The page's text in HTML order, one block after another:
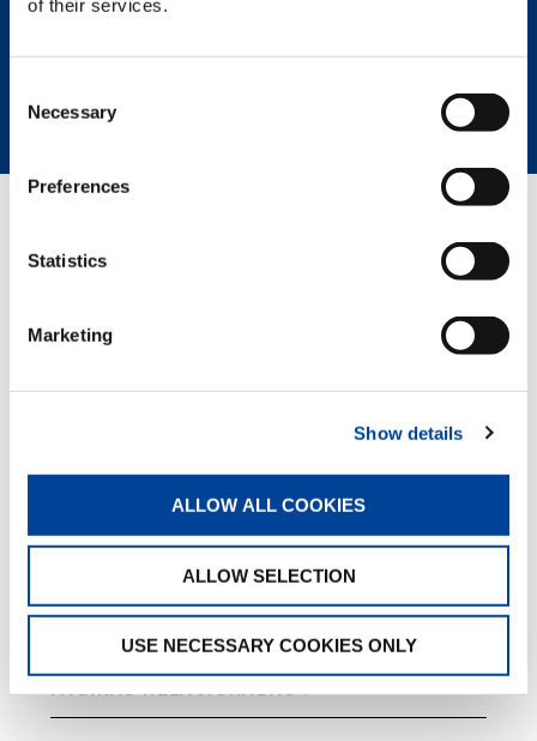
of their services.
Selection
Necessary
Preferences
Statistics
Marketing
Show details
ALLOW ALL COOKIES
ALLOW SELECTION
USE NECESSARY COOKIES ONLY
FICHA TÉCNICA
Eco Mode